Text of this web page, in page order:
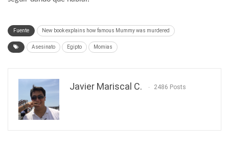
Fuente New book explains how famous Mummy was murdered
Asesinato Egipto Momias
Javier Mariscal C. 2486 Posts